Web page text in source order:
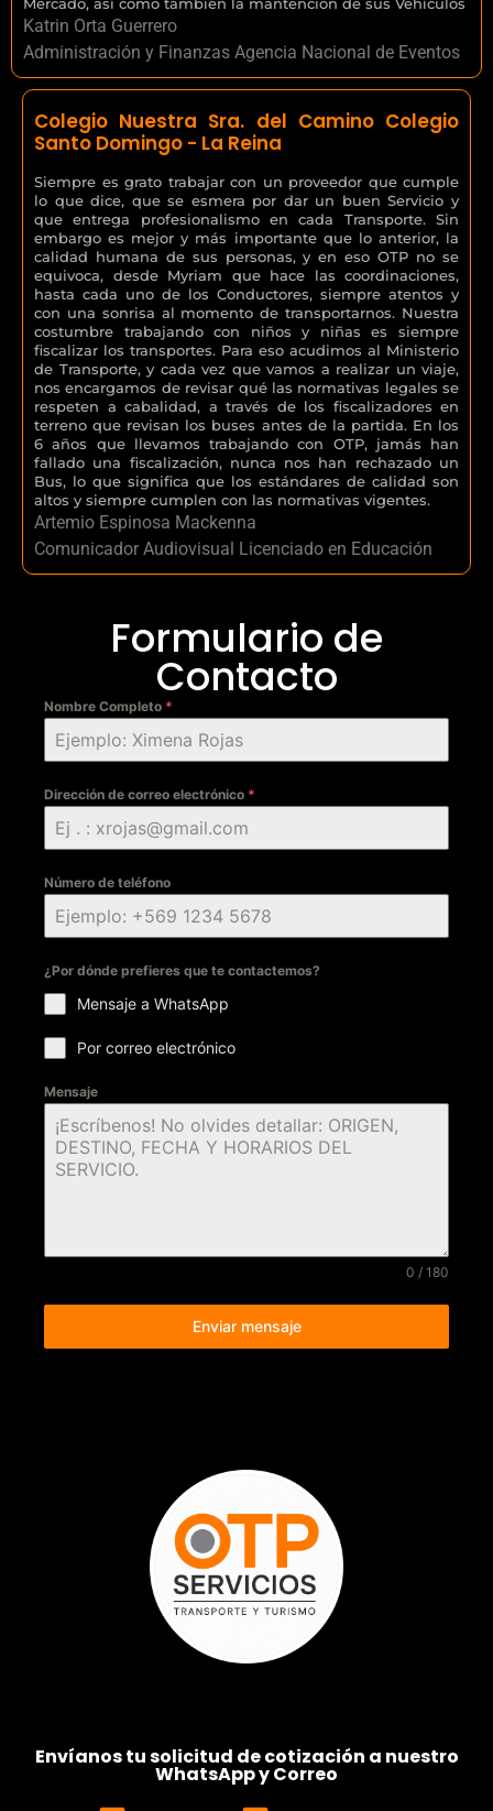
Katrin Orta Guerrero
Administración y Finanzas Agencia Nacional de Eventos
Colegio Nuestra Sra. del Camino Colegio
Santo Domingo - La Reina
Siempre es grato trabajar con un proveedor que cumple
lo que dice, que se esmera por dar un buen Servicio y
que entrega profesionalismo en cada Transporte. Sin
embargo es mejor y más importante que lo anterior, la
calidad humana de sus personas, y en eso OTP no se
equivoca, desde Myriam que hace las coordinaciones,
hasta cada uno de los Conductores, siempre atentos y
con una sonrisa al momento de transportarnos. Nuestra
costumbre trabajando con niños y niñas es siempre
fiscalizar los transportes. Para eso acudimos al Ministerio
de Transporte, y cada vez que vamos a realizar un viaje,
nos encargamos de revisar qué las normativas legales se
respeten a cabalidad, a través de los fiscalizadores en
terreno que revisan los buses antes de la partida. En los
6 años que llevamos trabajando con OTP, jamás han
fallado una fiscalización, nunca nos han rechazado un
Bus, lo que significa que los estándares de calidad son
altos y siempre cumplen con las normativas vigentes.
Artemio Espinosa Mackenna
Comunicador Audiovisual Licenciado en Educación
Formulario de
Contacto
Nombre Completo *
Dirección de correo electrónico *
Número de teléfono
¿Por dónde prefieres que te contactemos?
Mensaje a WhatsApp
Por correo electrónico
Mensaje
0 / 180
Enviar mensaje
Envíanos tu solicitud de cotización a nuestro
WhatsApp y Correo